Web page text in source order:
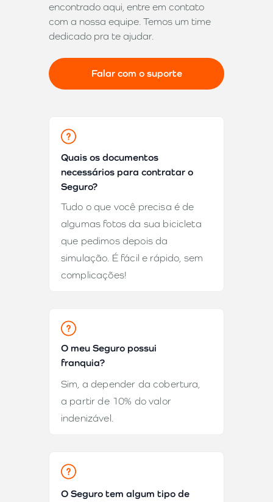
encontrado aqui, entre em contato
com a nossa equipe. Temos um time
dedicado pra te ajudar.
Falar com o suporte
Quais os documentos
necessários para contratar o
Seguro?
Tudo o que você precisa é de
algumas fotos da sua bicicleta
que pedimos depois da
simulação. É fácil e rápido, sem
complicações!
O meu Seguro possui
franquia?
Sim, a depender da cobertura,
a partir de 10% do valor
indenizável.
O Seguro tem algum tipo de